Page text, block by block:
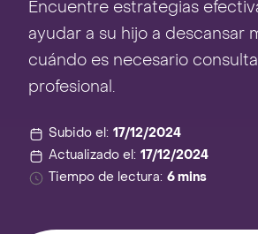
Encuentre estrategias
ayudar a su hijo a descansar
cuándo es necesario
profesional.
Subido el: 17/12/2024
Actualizado el: 17/12/2024
Tiempo de lectura: 6 mins